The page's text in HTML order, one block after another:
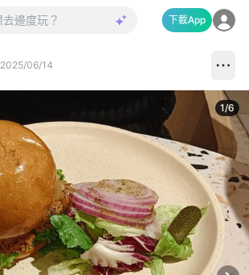
下載App
2025/06/14
1/6